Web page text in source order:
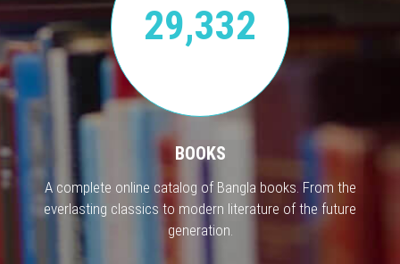
29,332
BOOKS
A complete online catalog of Bangla books. From the
everlasting classics to modern literature of the future
generation.